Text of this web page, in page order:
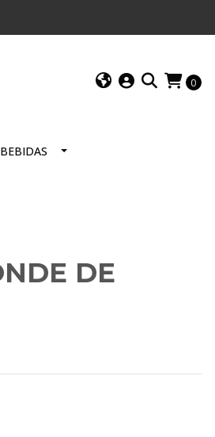
0
BEBIDAS
DE